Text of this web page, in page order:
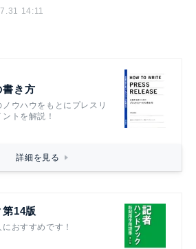
14:11
書き方
ウハウをもとにプレスリ
トを解説！
詳細を見る
14版
おすすめです！